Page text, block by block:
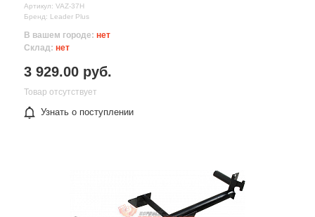
Артикул: VAZ-37Н
Бренд: Leader Plus
В вашем городе: нет
Склад: нет
3 929.00 руб.
Товар отсутствует
Узнать о поступлении